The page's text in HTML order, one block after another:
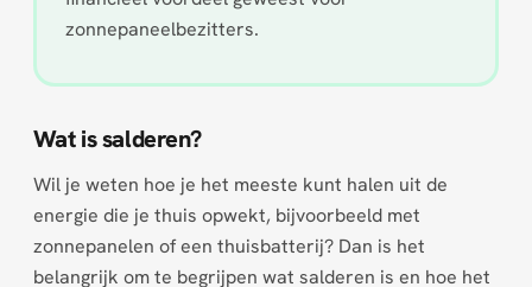
zonnepaneelbezitters.
Wat is salderen?
Wil je weten hoe je het meeste kunt halen uit de
energie die je thuis opwekt, bijvoorbeeld met
zonnepanelen of een thuisbatterij? Dan is het
belangrijk om te begrijpen wat salderen is en hoe het